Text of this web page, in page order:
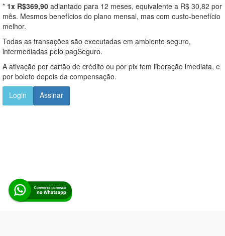
* 1x R$369,90 adiantado para 12 meses, equivalente a R$ 30,82 por
mês. Mesmos benefícios do plano mensal, mas com custo-benefício
melhor.
Todas as transações são executadas em ambiente seguro,
intermediadas pelo pagSeguro.
A ativação por cartão de crédito ou por pix tem liberação imediata, e
por boleto depois da compensação.
Login
Assinar